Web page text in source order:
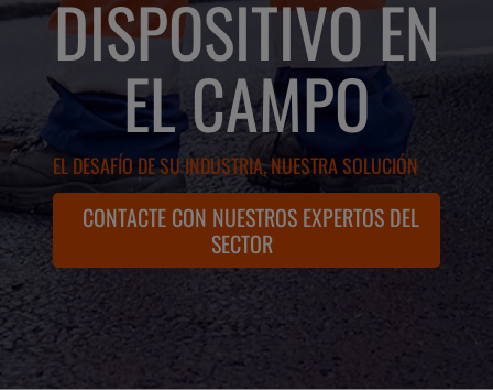
DISPOSITIVO EN
EL CAMPO
EL DESAFÍO DE SU INDUSTRIA, NUESTRA SOLUCIÓN
CONTACTE CON NUESTROS EXPERTOS DEL
SECTOR